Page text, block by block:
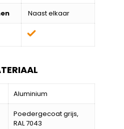
Naast elkaar
Aluminium
Poedergecoat grijs,
RAL 7043